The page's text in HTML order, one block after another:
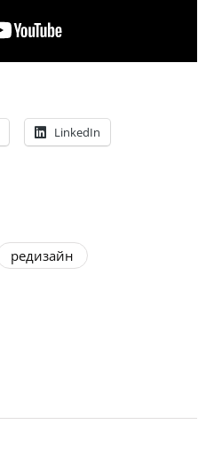
LinkedIn
редизайн